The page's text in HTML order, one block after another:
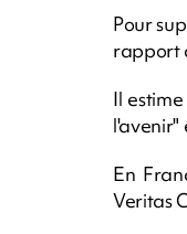
Pour
rapport
Il
l'avenir"
En
Veritas